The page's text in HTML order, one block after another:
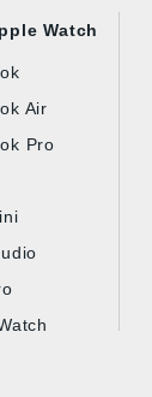
Watch
Air
Pro